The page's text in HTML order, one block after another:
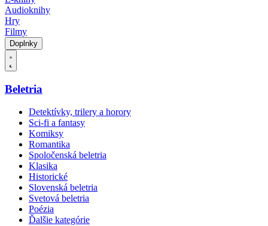
Audioknihy
Hry
Filmy
Doplnky
Beletria
Detektívky, trilery a horory
Sci-fi a fantasy
Komiksy
Romantika
Spoločenská beletria
Klasika
Historické
Slovenská beletria
Svetová beletria
Poézia
Ďalšie kategórie